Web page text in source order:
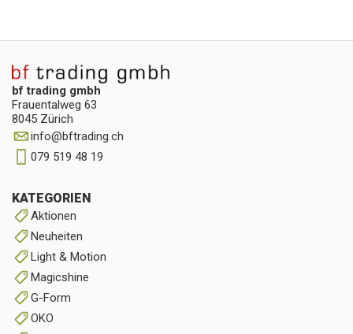
bf trading gmbh
Frauentalweg 63
8045 Zürich
info@bftrading.ch
079 519 48 19
KATEGORIEN
Aktionen
Neuheiten
Light & Motion
Magicshine
G-Form
OKO